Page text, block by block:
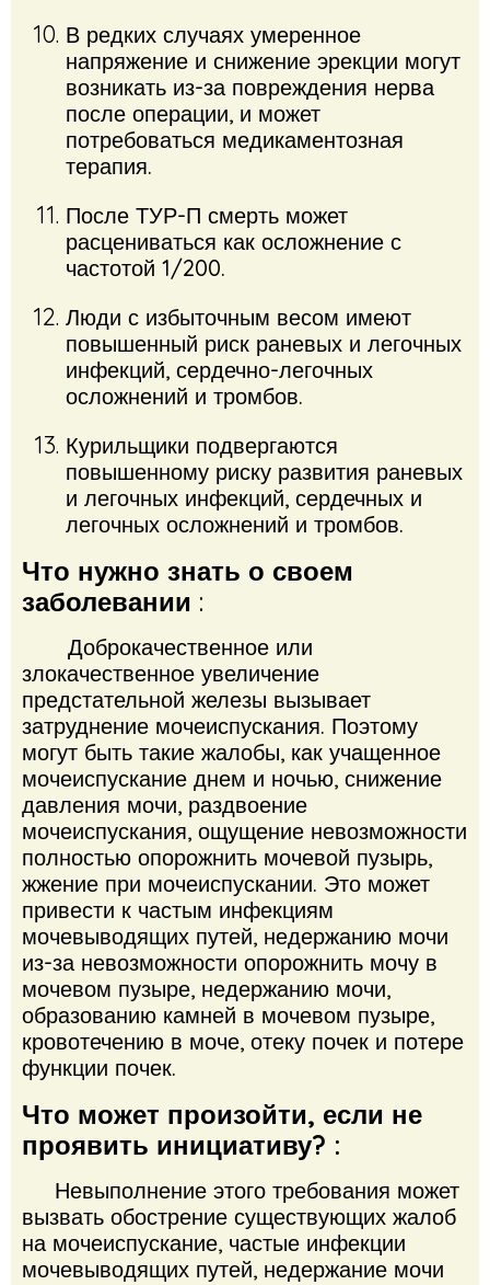
В редких случаях умеренное
напряжение и снижение эрекции могут
возникать из-за повреждения нерва
после операции, и может
потребоваться медикаментозная
терапия.
После ТУР-П смерть может
расцениваться как осложнение с
частотой 1/200.
Люди с избыточным весом имеют
повышенный риск раневых и легочных
инфекций, сердечно-легочных
осложнений и тромбов.
Курильщики подвергаются
повышенному риску развития раневых
и легочных инфекций, сердечных и
легочных осложнений и тромбов.
Что нужно знать о своем
заболевании :
Доброкачественное или
злокачественное увеличение
предстательной железы вызывает
затруднение мочеиспускания. Поэтому
могут быть такие жалобы, как учащенное
мочеиспускание днем ​​и ночью, снижение
давления мочи, раздвоение
мочеиспускания, ощущение невозможности
полностью опорожнить мочевой пузырь,
жжение при мочеиспускании. Это может
привести к частым инфекциям
мочевыводящих путей, недержанию мочи
из-за невозможности опорожнить мочу в
мочевом пузыре, недержанию мочи,
образованию камней в мочевом пузыре,
кровотечению в моче, отеку почек и потере
функции почек.
Что может произойти, если не
проявить инициативу? :
Невыполнение этого требования может
вызвать обострение существующих жалоб
на мочеиспускание, частые инфекции
мочевыводящих путей, недержание мочи